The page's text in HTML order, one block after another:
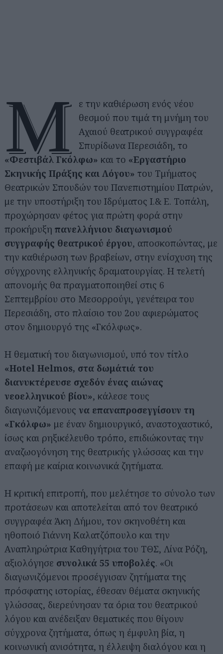
Μ
ε την καθιέρωση ενός νέου
θεσμού που τιμά τη μνήμη του
Αχαιού θεατρικού συγγραφέα
Σπυρίδωνα Περεσιάδη, το
«Φεστιβάλ Γκόλφω» και το «Εργαστήριο
Σκηνικής Πράξης και Λόγου» του Τμήματος
Θεατρικών Σπουδών του Πανεπιστημίου Πατρών,
με την υποστήριξη του Ιδρύματος Ι.& Ε. Τοπάλη,
προχώρησαν φέτος για πρώτη φορά στην
προκήρυξη πανελλήνιου διαγωνισμού
συγγραφής θεατρικού έργου, αποσκοπώντας, με
την καθιέρωση των βραβείων, στην ενίσχυση της
σύγχρονης ελληνικής δραματουργίας. Η τελετή
απονομής θα πραγματοποιηθεί στις 6
Σεπτεμβρίου στο Μεσορρούγι, γενέτειρα του
Περεσιάδη, στο πλαίσιο του 2ου αφιερώματος
στον δημιουργό της «Γκόλφως».
Η θεματική του διαγωνισμού, υπό τον τίτλο
«Hotel Helmos, στα δωμάτιά του
διανυκτέρευσε σχεδόν ένας αιώνας
νεοελληνικού βίου», κάλεσε τους
διαγωνιζόμενους να επαναπροσεγγίσουν τη
«Γκόλφω» με έναν δημιουργικό, αναστοχαστικό,
ίσως και ρηξικέλευθο τρόπο, επιδιώκοντας την
αναζωογόνηση της θεατρικής γλώσσας και την
επαφή με καίρια κοινωνικά ζητήματα.
Η κριτική επιτροπή, που μελέτησε το σύνολο των
προτάσεων και αποτελείται από τον θεατρικό
συγγραφέα Άκη Δήμου, τον σκηνοθέτη και
ηθοποιό Γιάννη Καλατζόπουλο και την
Αναπληρώτρια Καθηγήτρια του ΤΘΣ, Λίνα Ρόζη,
αξιολόγησε συνολικά 55 υποβολές. «Οι
διαγωνιζόμενοι προσέγγισαν ζητήματα της
πρόσφατης ιστορίας, έθεσαν θέματα σκηνικής
γλώσσας, διερεύνησαν τα όρια του θεατρικού
λόγου και ανέδειξαν θεματικές που θίγουν
σύγχρονα ζητήματα, όπως η έμφυλη βία, η
κοινωνική ανισότητα, η έλλειψη διαλόγου και η